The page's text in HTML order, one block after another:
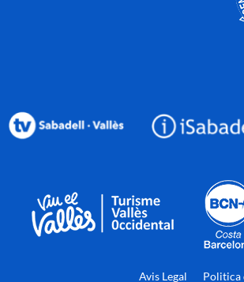
Avis Legal Politica